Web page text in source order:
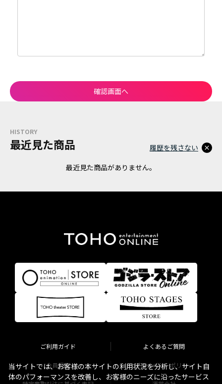
HISTORY
最近見た商品
最近見た商品がありません。
履歴を残さない
ご利用ガイド よくあるご質問
会員規約 プライバシーポリシー
当サイトでは、お客様の本サイトの利用状況を分析し、サイト自
体のパフォーマンスを改善し、お客様のニーズに沿ったサービス